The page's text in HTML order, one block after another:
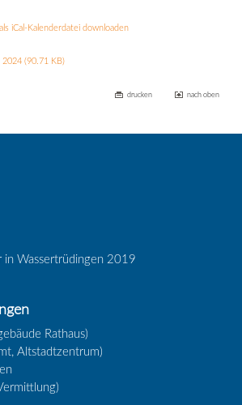
iCal-Kalenderdatei downloaden
2024(90.71 KB)
drucken nach oben
in Wassertrüdingen 2019
Rathaus)
Altstadtzentrum)